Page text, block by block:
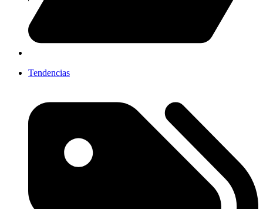
Tendencias